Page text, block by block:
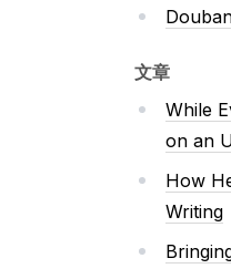
文章
While
on an
How
Writing